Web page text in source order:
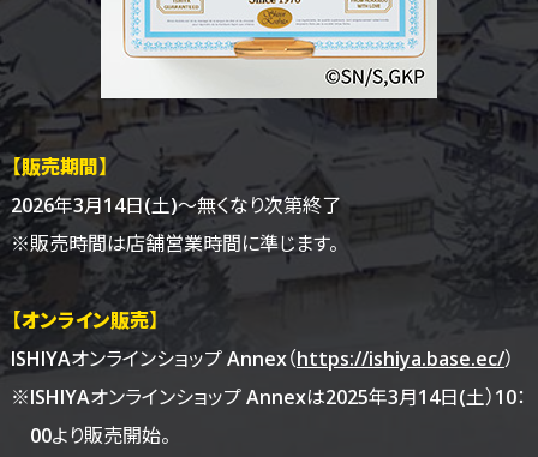
【販売期間】
2026年3月14日(土)～無くなり次第終了
※販売時間は店舗営業時間に準じます。
【オンライン販売】
ISHIYAオンラインショップ Annex（https://ishiya.base.ec/）
※ISHIYAオンラインショップ Annexは2025年3月14日(土）10：
00より販売開始。